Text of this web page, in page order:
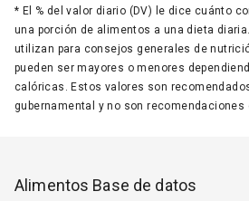
* El % del valor diario (DV) le dice cuánto
una porción de alimentos a una dieta
utilizan para consejos generales de
pueden ser mayores o menores
calóricas. Estos valores son
gubernamental y no son recomendaciones
Alimentos Base de datos